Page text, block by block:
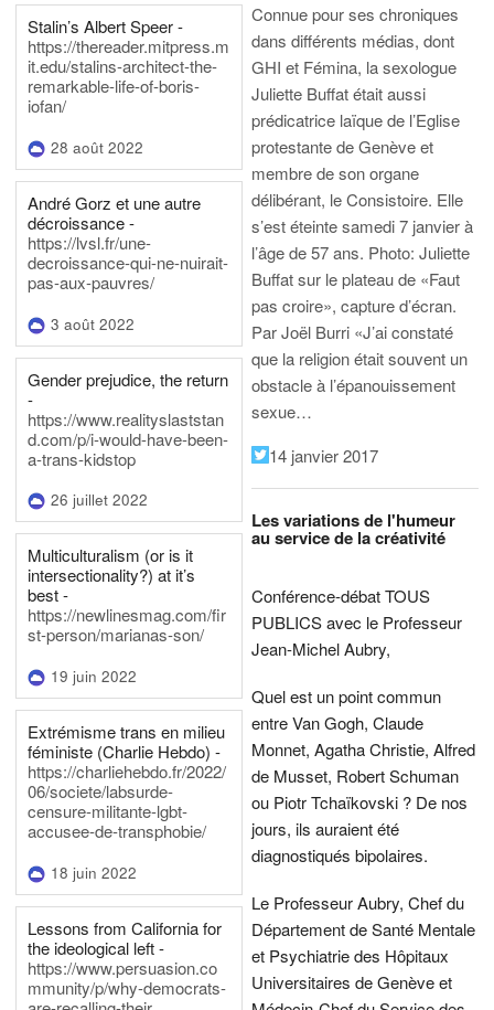
Stalin’s Albert Speer -
https://thereader.mitpress.m
it.edu/stalins-architect-the-
remarkable-life-of-boris-
iofan/
28 août 2022
André Gorz et une autre
décroissance -
https://lvsl.fr/une-
decroissance-qui-ne-nuirait-
pas-aux-pauvres/
3 août 2022
Gender prejudice, the return
-
https://www.realityslaststan
d.com/p/i-would-have-been-
a-trans-kidstop
26 juillet 2022
Multiculturalism (or is it
intersectionality?) at it’s
best -
https://newlinesmag.com/fir
st-person/marianas-son/
19 juin 2022
Extrémisme trans en milieu
féministe (Charlie Hebdo) -
https://charliehebdo.fr/2022/
06/societe/labsurde-
censure-militante-lgbt-
accusee-de-transphobie/
18 juin 2022
Lessons from California for
the ideological left -
https://www.persuasion.co
mmunity/p/why-democrats-
Connue pour ses chroniques
dans différents médias, dont
GHI et Fémina, la sexologue
Juliette Buffat était aussi
prédicatrice laïque de l’Eglise
protestante de Genève et
membre de son organe
délibérant, le Consistoire. Elle
s’est éteinte samedi 7 janvier à
l’âge de 57 ans. Photo: Juliette
Buffat sur le plateau de «Faut
pas croire», capture d’écran.
Par Joël Burri «J’ai constaté
que la religion était souvent un
obstacle à l’épanouissement
sexue…
14 janvier 2017
Les variations de l'humeur
au service de la créativité
Conférence-débat TOUS
PUBLICS avec le Professeur
Jean-Michel Aubry,
Quel est un point commun
entre Van Gogh, Claude
Monnet, Agatha Christie, Alfred
de Musset, Robert Schuman
ou Piotr Tchaïkovski ? De nos
jours, ils auraient été
diagnostiqués bipolaires.
Le Professeur Aubry, Chef du
Département de Santé Mentale
et Psychiatrie des Hôpitaux
Universitaires de Genève et